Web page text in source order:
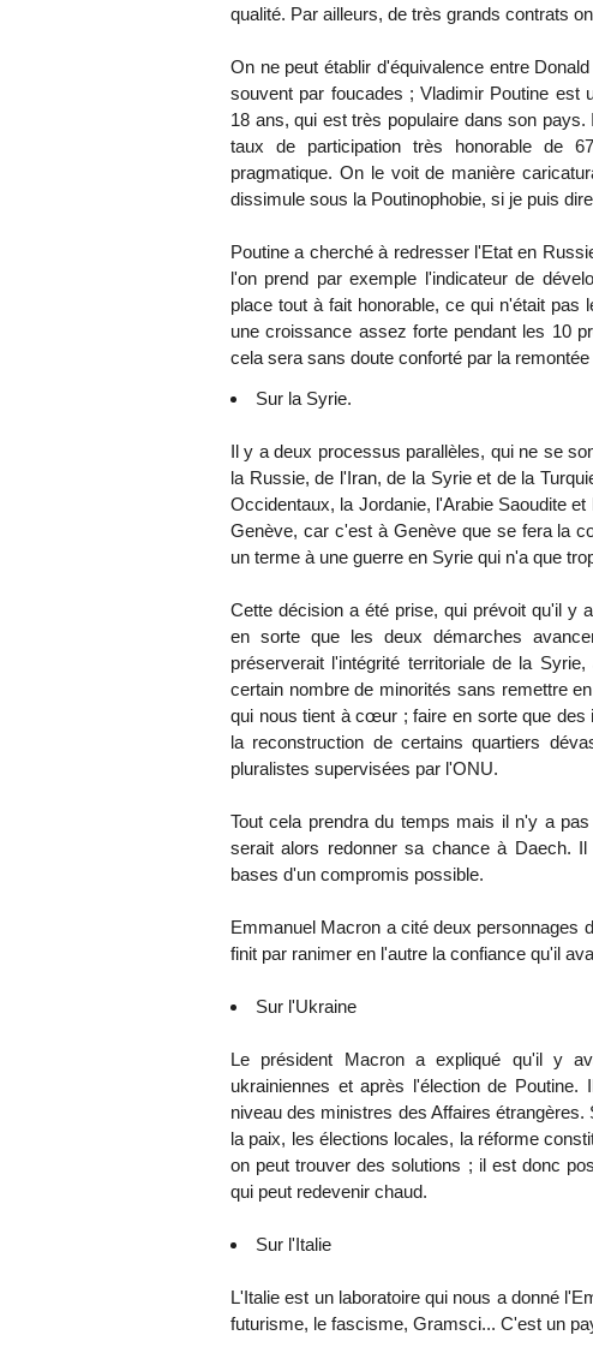
qualité. Par ailleurs, de très grands contrats
On ne peut établir d'équivalence entre
souvent par foucades ; Vladimir Poutine est
18 ans, qui est très populaire dans son
taux de participation très honorable de
pragmatique. On le voit de manière
dissimule sous la Poutinophobie, si je puis
Poutine a cherché à redresser l'Etat en
l'on prend par exemple l'indicateur de
place tout à fait honorable, ce qui n'était
une croissance assez forte pendant les 10
cela sera sans doute conforté par la
Sur la Syrie.
Il y a deux processus parallèles, qui ne se
la Russie, de l'Iran, de la Syrie et de la
Occidentaux, la Jordanie, l'Arabie Saoudite
Genève, car c'est à Genève que se fera la
un terme à une guerre en Syrie qui n'a que
Cette décision a été prise, qui prévoit qu'il y
en sorte que les deux démarches
préserverait l'intégrité territoriale de la
certain nombre de minorités sans remettre
qui nous tient à cœur ; faire en sorte que des
la reconstruction de certains quartiers
pluralistes supervisées par l'ONU.
Tout cela prendra du temps mais il n'y a
serait alors redonner sa chance à Daech.
bases d'un compromis possible.
Emmanuel Macron a cité deux personnages
finit par ranimer en l'autre la confiance qu'il
Sur l'Ukraine
Le président Macron a expliqué qu'il y
ukrainiennes et après l'élection de
niveau des ministres des Affaires
la paix, les élections locales, la réforme
on peut trouver des solutions ; il est donc
qui peut redevenir chaud.
Sur l'Italie
L'Italie est un laboratoire qui nous a donné
futurisme, le fascisme, Gramsci... C'est un